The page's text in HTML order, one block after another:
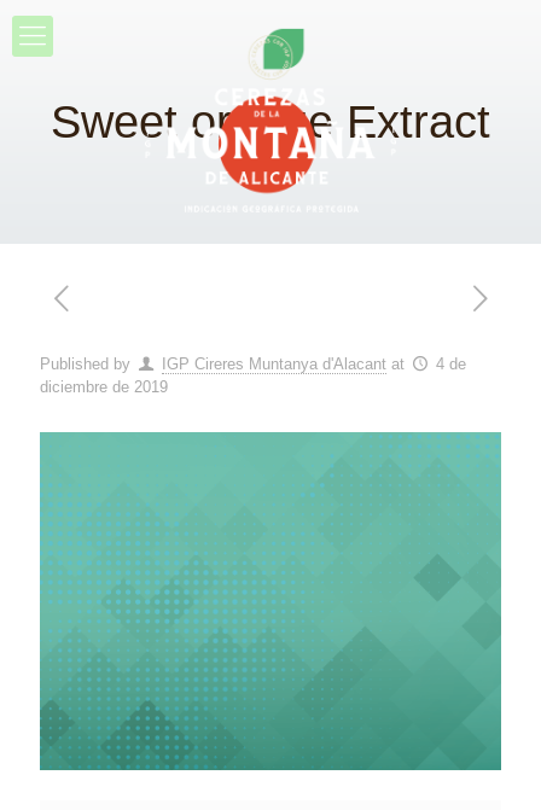
Sweet orange Extract
Published by IGP Cireres Muntanya d'Alacant at
4 de
diciembre de 2019